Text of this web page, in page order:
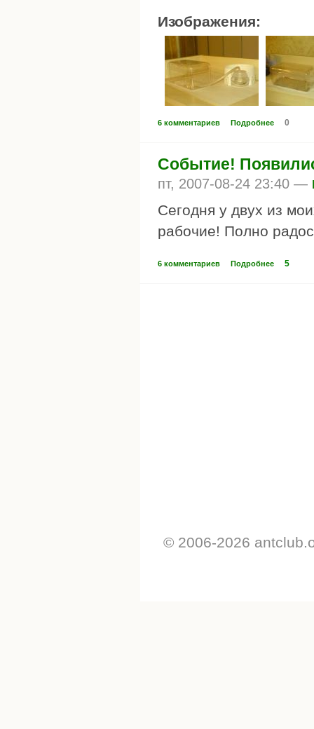
Изображения:
6 комментариев Подробнее 0
Событие!
пт, 2007-08-24 23:40 —
Сегодня у двух из
рабочие! Полно
6 комментариев Подробнее 5
© 2006-2026